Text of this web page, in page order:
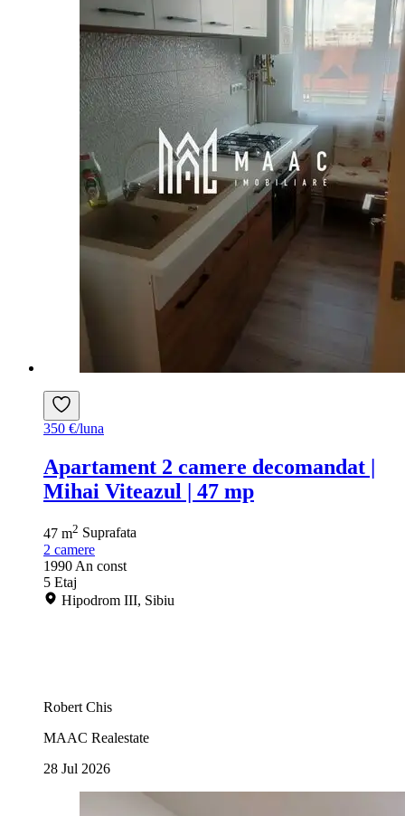
350 €/luna
Apartament 2 camere decomandat |
Mihai Viteazul | 47 mp
47 m2 Suprafata
2 camere
1990 An const
5 Etaj
Hipodrom III, Sibiu
Robert Chis
MAAC Realestate
28 Jul 2026